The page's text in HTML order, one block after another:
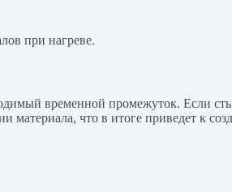
при нагреве.
временной промежуток. Если
что в итоге приведет к